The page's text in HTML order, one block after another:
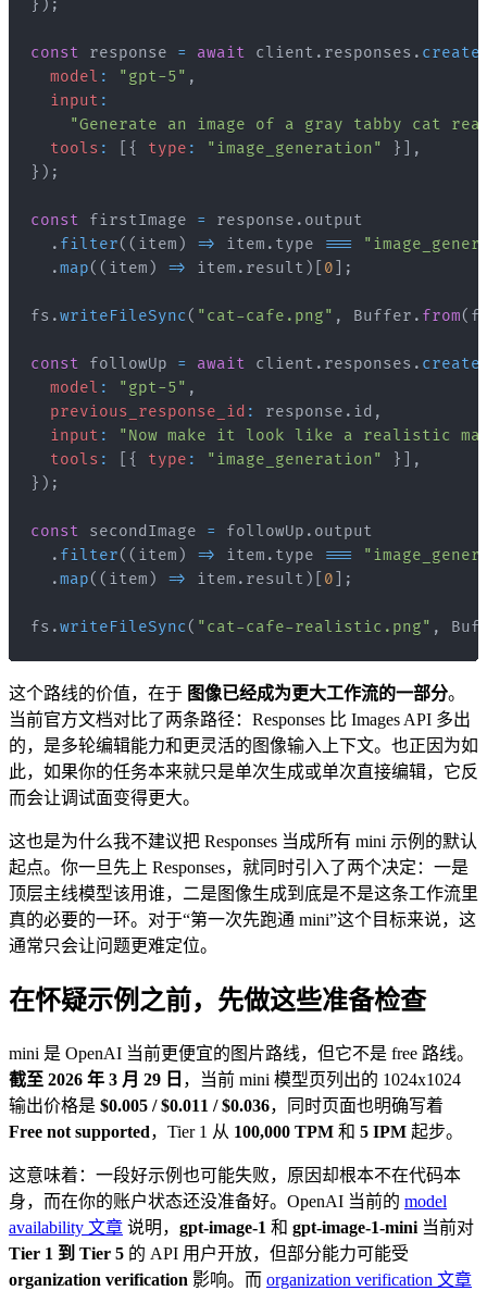
} ) ;
const response = await client . responses . create
model : "gpt-5" ,
input :
"Generate an image of a gray tabby cat
tools : { type : "image_generation" }
,
} ) ;
const firstImage = response . output
. filter( ( item ) => item . type ===
.map( ( item ) => item . result ) 0 ;
fs .writeFileSync( "cat-cafe.png" , Buffer . from(
const followUp = await client . responses . create
model : "gpt-5" ,
previous_response_id : response . id ,
input :
"Now make it look like a realistic
tools : { type : "image_generation" }
,
} ) ;
const secondImage = followUp . output
. filter( ( item ) => item . type ===
.map( ( item ) => item . result ) 0 ;
fs .writeFileSync( "cat-cafe-realistic.png" ,
这个路线的价值，在于 图像已经成为更大工作流的一部分。
当前官方文档对比了两条路径：Responses 比 Images API 多出
的，是多轮编辑能力和更灵活的图像输入上下文。也正因为如
此，如果你的任务本来就只是单次生成或单次直接编辑，它反
而会让调试面变得更大。
这也是为什么我不建议把 Responses 当成所有 mini 示例的默认
起点。你一旦先上 Responses，就同时引入了两个决定：一是
顶层主线模型该用谁，二是图像生成到底是不是这条工作流里
真的必要的一环。对于“第一次先跑通 mini”这个目标来说，这
通常只会让问题更难定位。
在怀疑示例之前，先做这些准备检查
mini 是 OpenAI 当前更便宜的图片路线，但它不是 free 路线。
截至 2026 年 3 月 29 日 ，当前 mini 模型页列出的 1024x1024
输出价格是 $0.005 / $0.011 / $0.036，同时页面也明确写着
Free not supported，Tier 1 从 100,000 TPM 和 5 IPM 起步。
这意味着：一段好示例也可能失败，原因却根本不在代码本
身，而在你的账户状态还没准备好。OpenAI 当前的 model
availability 文章 说明， gpt-image-1 和 gpt-image-1-mini 当前对
Tier 1 到 Tier 5 的 API 用户开放，但部分能力可能受
organization verification 影响。而 organization verification 文章